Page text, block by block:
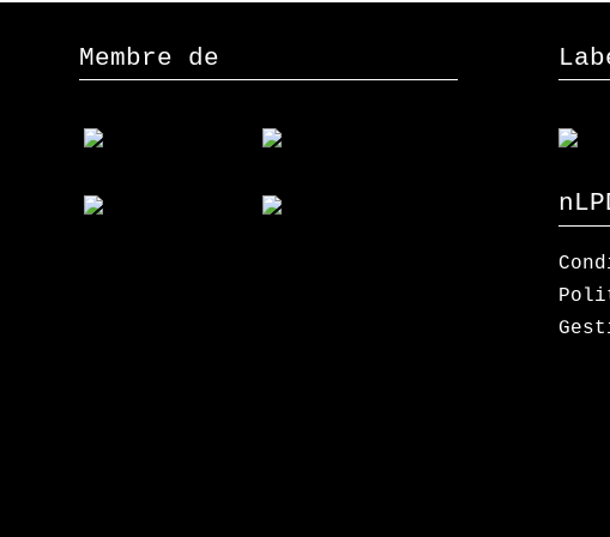
Membre de